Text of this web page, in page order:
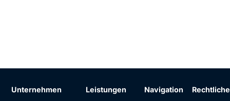
Unternehmen
Leistungen
Navigation